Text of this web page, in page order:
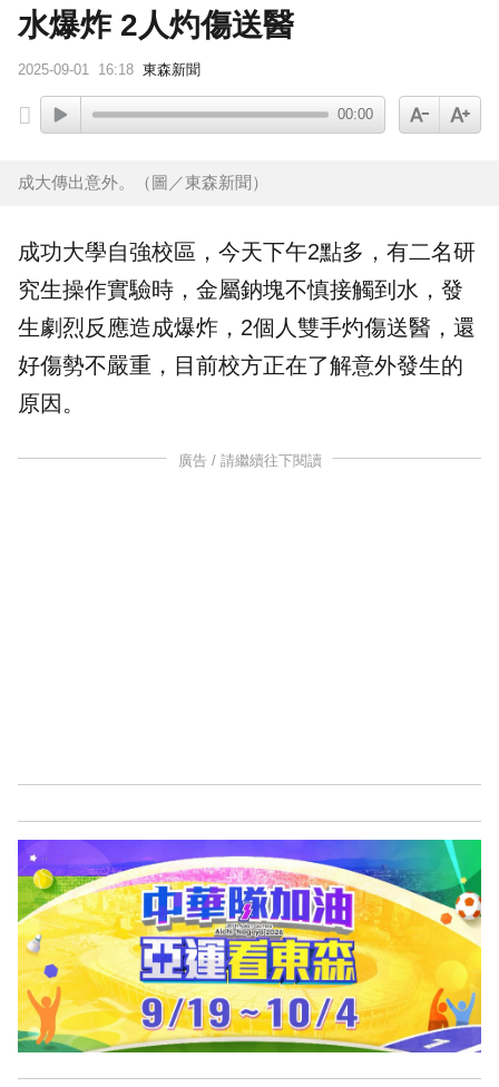
水爆炸 2人灼傷送醫
2025-09-01 16:18 東森新聞
00:00
成大傳出意外。（圖／東森新聞）
成功大學自強校區，今天下午2點多，有二名研
究生操作實驗時，金屬鈉塊不慎接觸到水，發
生劇烈反應造成爆炸，2個人雙手灼傷送醫，還
好傷勢不嚴重，目前校方正在了解意外發生的
原因。
廣告 / 請繼續往下閱讀